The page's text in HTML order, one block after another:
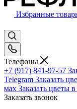
Избранные
Телефоны
+7 (917) 841-97-57
Telegram Заказать
мах Заказать цветы
Заказать звонок